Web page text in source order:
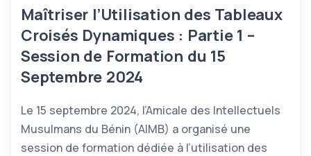
Maîtriser l’Utilisation des Tableaux
Croisés Dynamiques : Partie 1 –
Session de Formation du 15
Septembre 2024
Le 15 septembre 2024, l’Amicale des Intellectuels
Musulmans du Bénin (AIMB) a organisé une
session de formation dédiée à l’utilisation des